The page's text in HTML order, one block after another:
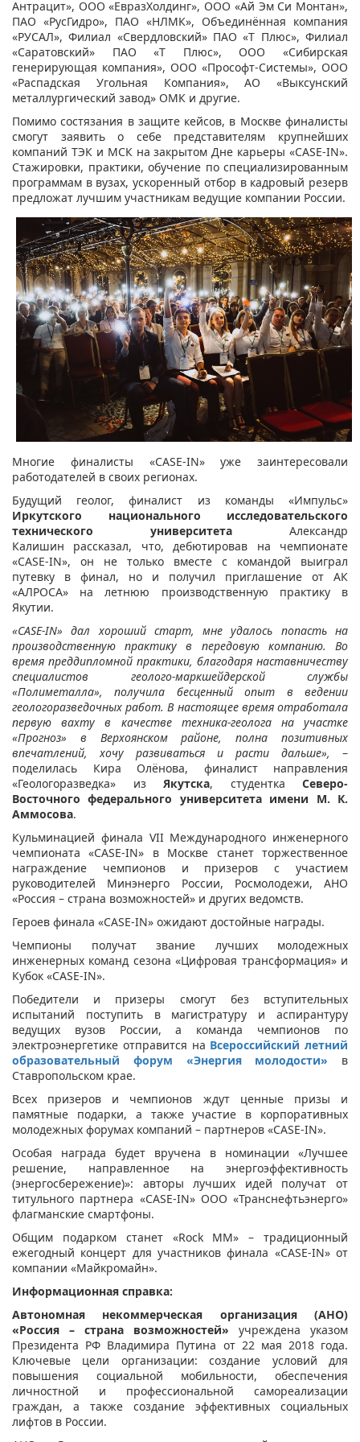
Антрацит», ООО «ЕвразХолдинг», ООО «Ай Эм Си Монтан»,
ПАО «РусГидро», ПАО «НЛМК», Объединённая компания
«РУСАЛ», Филиал «Свердловский» ПАО «Т Плюс», Филиал
«Саратовский» ПАО «Т Плюс», ООО «Сибирская
генерирующая компания», ООО «Прософт-Системы», ООО
«Распадская Угольная Компания», АО «Выксунский
металлургический завод» ОМК и другие.
Помимо состязания в защите кейсов, в Москве финалисты
смогут заявить о себе представителям крупнейших
компаний ТЭК и МСК на закрытом Дне карьеры «CASE-IN».
Стажировки, практики, обучение по специализированным
программам в вузах, ускоренный отбор в кадровый резерв
предложат лучшим участникам ведущие компании России.
Многие финалисты «CASE-IN» уже заинтересовали
работодателей в своих регионах.
Будущий геолог, финалист из команды «Импульс»
Иркутского национального исследовательского
технического университета Александр
Калишин рассказал, что, дебютировав на чемпионате
«CASE-IN», он не только вместе с командой выиграл
путевку в финал, но и получил приглашение от АК
«АЛРОСА» на летнюю производственную практику в
Якутии.
«CASE-IN» дал хороший старт, мне удалось попасть на
производственную практику в передовую компанию. Во
время преддипломной практики, благодаря наставничеству
специалистов геолого-маркшейдерской службы
«Полиметалла», получила бесценный опыт в ведении
геологоразведочных работ. В настоящее время отработала
первую вахту в качестве техника-геолога на участке
«Прогноз» в Верхоянском районе, полна позитивных
впечатлений, хочу развиваться и расти дальше»,
–
поделилась Кира Олёнова, финалист направления
«Геологоразведка» из Якутска, студентка Северо-
Восточного федерального университета имени М. К.
Аммосова.
Кульминацией финала VII Международного инженерного
чемпионата «CASE-IN» в Москве станет торжественное
награждение чемпионов и призеров с участием
руководителей Минэнерго России, Росмолодежи, АНО
«Россия – страна возможностей» и других ведомств.
Героев финала «CASE-IN» ожидают достойные награды.
Чемпионы получат звание лучших молодежных
инженерных команд сезона «Цифровая трансформация» и
Кубок «CASE-IN».
Победители и призеры смогут без вступительных
испытаний поступить в магистратуру и аспирантуру
ведущих вузов России, а команда чемпионов по
электроэнергетике отправится на Всероссийский летний
образовательный форум «Энергия молодости»
в
Ставропольском крае.
Всех призеров и чемпионов ждут ценные призы и
памятные подарки, а также участие в корпоративных
молодежных форумах компаний – партнеров «CASE-IN».
Особая награда будет вручена в номинации «Лучшее
решение, направленное на энергоэффективность
(энергосбережение)»: авторы лучших идей получат от
титульного партнера «CASE-IN» ООО «Транснефтьэнерго»
флагманские смартфоны.
Общим подарком станет «Rock MM» – традиционный
ежегодный концерт для участников финала «CASE-IN» от
компании «Майкромайн».
Информационная справка:
Автономная некоммерческая организация (АНО)
«Россия – страна возможностей» учреждена указом
Президента РФ Владимира Путина от 22 мая 2018 года.
Ключевые цели организации: создание условий для
повышения социальной мобильности, обеспечения
личностной и профессиональной самореализации
граждан, а также создание эффективных социальных
лифтов в России.